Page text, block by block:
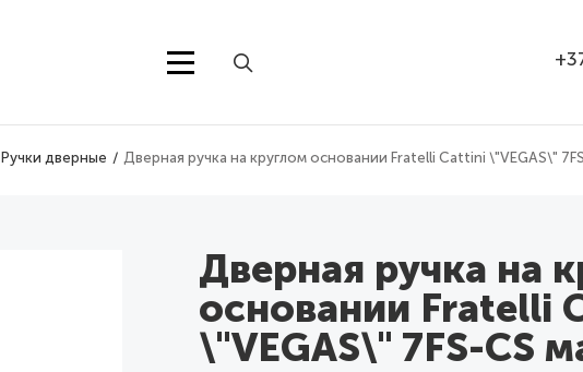
Ручки дверные Дверная ручка на круглом основании Fratelli Cattini \"VEGAS\"
Дверная ручка на
основании Fratelli
\"VEGAS\" 7FS-CS